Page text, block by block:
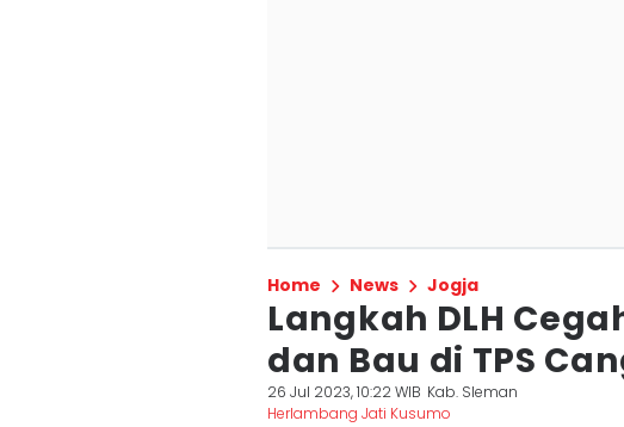
Home News Jogja
Langkah DLH
dan Bau di TPS
26 Jul 2023, 10:22 WIB Kab. Sleman
Herlambang Jati Kusumo